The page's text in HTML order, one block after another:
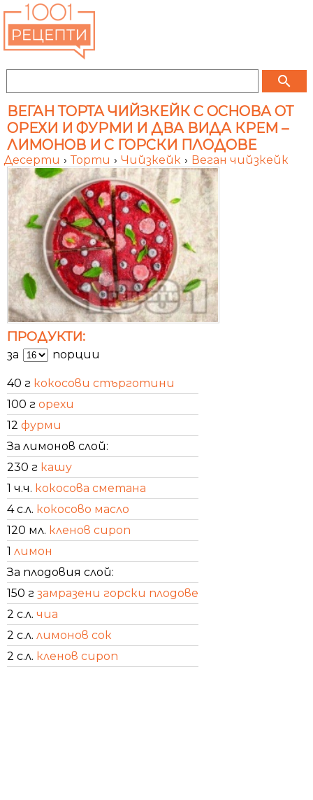
search
ВЕГАН ТОРТА ЧИЙЗКЕЙК С ОСНОВА ОТ
ОРЕХИ И ФУРМИ И ДВА ВИДА КРЕМ –
ЛИМОНОВ И С ГОРСКИ ПЛОДОВЕ
Десерти › Торти › Чийзкейк › Веган чийзкейк
ПРОДУКТИ:
за порции
40 г кокосови стърготини
100 г орехи
12 фурми
За лимонов слой:
230 г кашу
1 ч.ч. кокосова сметана
4 с.л. кокосово масло
120 мл. кленов сироп
1 лимон
За плодовия слой:
150 г замразени горски плодове
2 с.л. чиа
2 с.л. лимонов сок
2 с.л. кленов сироп